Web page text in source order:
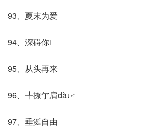
93、夏末为爱
94、深碍你i
95、从头再来
96、╄撩亇肩dàι♂
97、垂涎自由